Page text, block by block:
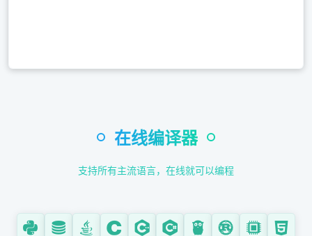
Kotlin
Swift
数据科学
在线编译器
支持所有主流语言，在线就可以编程